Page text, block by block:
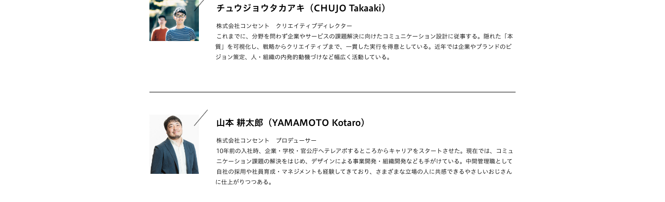
チュウジョウタカアキ（CHUJO Takaaki）
株式会社コンセント クリエイティブディレクター
これまでに、分野を問わず企業やサービスの課題解決に向けたコミュニケーション設計に従事する。隠れた「本
質」を可視化し、戦略からクリエイティブまで、一貫した実行を得意としている。近年では企業やブランドのビ
ジョン策定、人・組織の内発的動機づけなど幅広く活動している。
山本 耕太郎（YAMAMOTO Kotaro）
株式会社コンセント プロデューサー
10年前の入社時、企業・学校・官公庁へテレアポするところからキャリアをスタートさせた。現在では、コミュ
ニケーション課題の解決をはじめ、デザインによる事業開発・組織開発なども手がけている。中間管理職として
自社の採用や社員育成・マネジメントも経験してきており、さまざまな立場の人に共感できるやさしいおじさん
に仕上がりつつある。